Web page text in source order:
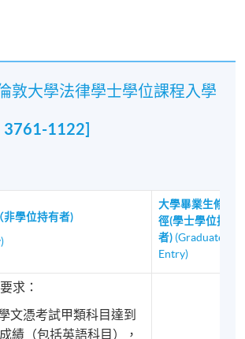
要考查基本的法學知識，而這些基本的
蓋在了法學學士的課程中。
大律師，你仍然需要一個合資格的
部門法基礎知識，而這些基礎法律知
學士課程中。
法律學士學位後，許多港大專業進修
功在加拿大、加州、紐約等地取得執
業進修學院應此部分校友的要求向該
敦大學法律學士學位課程入學
3761-1122]
非學位持有者)
大學畢業生修讀
徑(學士學位持有
者) (Graduate
Entry)
求：
文憑考試甲類科目達到
績（包括英語科目），